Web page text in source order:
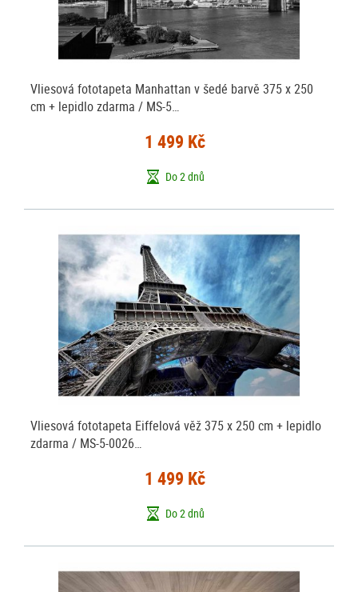
Vliesová fototapeta Manhattan v šedé barvě 375 x 250
cm + lepidlo zdarma / MS-5…
1 499 Kč
Do 2 dnů
Vliesová fototapeta Eiffelová věž 375 x 250 cm + lepidlo
zdarma / MS-5-0026…
1 499 Kč
Do 2 dnů